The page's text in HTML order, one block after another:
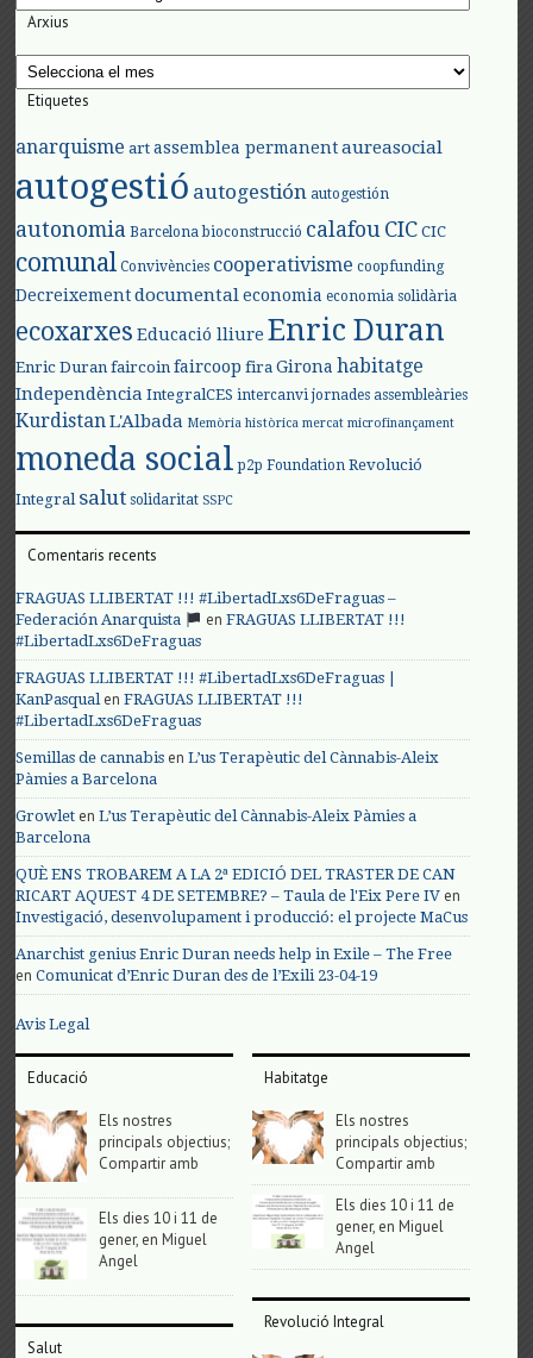
Arxius
Arxius
Etiquetes
anarquisme art assemblea permanent aureasocial
autogestió autogestión autogestión
autonomia Barcelona bioconstrucció calafouCIC CIC
comunal Convivències cooperativisme coopfunding
Decreixement documental economia economia solidària
ecoxarxes Educació lliure Enric Duran
Enric Duran faircoin faircoop fira Girona habitatge
Independència IntegralCES intercanvi jornades assembleàries
KurdistanL'Albada Memòria històrica mercat microfinançament
moneda social p2p Foundation Revolució
Integral salut solidaritat SSPC
Comentaris recents
FRAGUAS LLIBERTAT !!! #LibertadLxs6DeFraguas –
Federación Anarquista
enFRAGUAS LLIBERTAT !!!
#LibertadLxs6DeFraguas
FRAGUAS LLIBERTAT !!! #LibertadLxs6DeFraguas |
KanPasqualenFRAGUAS LLIBERTAT !!!
#LibertadLxs6DeFraguas
Semillas de cannabis enL’us Terapèutic del Cànnabis-Aleix
Pàmies a Barcelona
Growlet enL’us Terapèutic del Cànnabis-Aleix Pàmies a
Barcelona
QUÈ ENS TROBAREM A LA 2ª EDICIÓ DEL TRASTER DE CAN
RICART AQUEST 4 DE SETEMBRE? – Taula de l'Eix Pere IV en
Investigació, desenvolupament i producció: el projecte MaCus
Anarchist genius Enric Duran needs help in Exile – The Free
enComunicat d’Enric Duran des de l’Exili 23-04-19
Avis Legal
Educació
Els nostres
principals objectius;
Compartir amb
Els dies 10 i 11 de
gener, en Miguel
Angel
Salut
Habitatge
Els nostres
principals objectius;
Compartir amb
Els dies 10 i 11 de
gener, en Miguel
Angel
Revolució Integral